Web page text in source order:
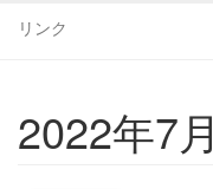
リンク
2022年7